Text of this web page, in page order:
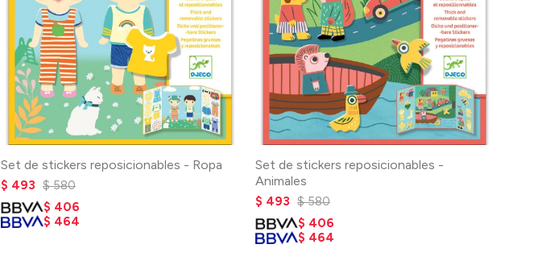
Set de stickers reposicionables - Ropa
$ 493 $ 580
$ 406
$ 464
Set de stickers reposicionables -
Animales
$ 493 $ 580
$ 406
$ 464